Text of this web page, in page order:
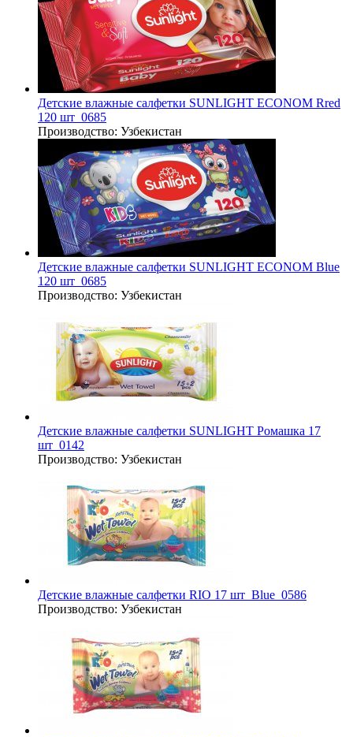
Детские влажные салфетки SUNLIGHT ECONOM Rred
120 шт_0685
Производство: Узбекистан
Детские влажные салфетки SUNLIGHT ECONOM Blue
120 шт_0685
Производство: Узбекистан
Детские влажные салфетки SUNLIGHT Ромашка 17
шт_0142
Производство: Узбекистан
Детские влажные салфетки RIO 17 шт_Blue_0586
Производство: Узбекистан